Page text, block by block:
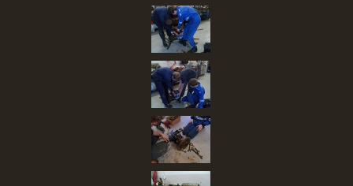
English Deutsch
© 2026 eStránky.cz